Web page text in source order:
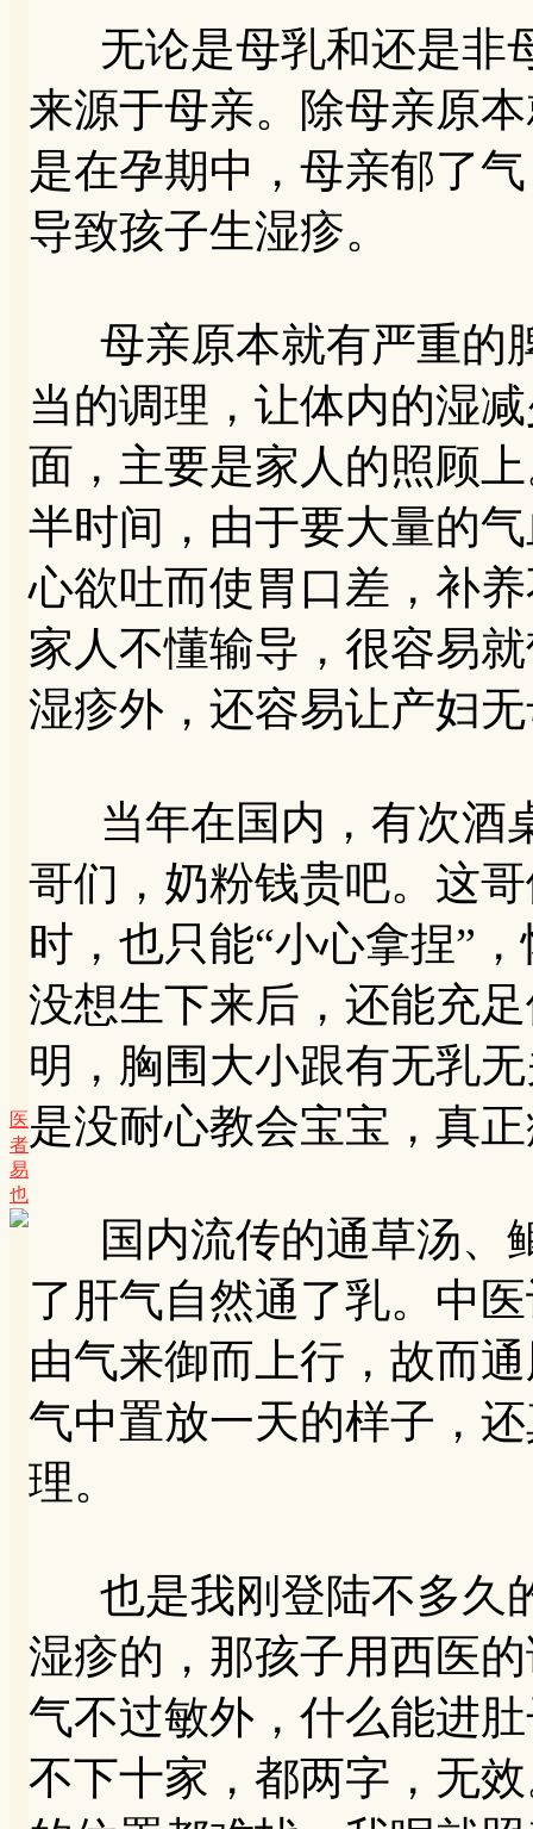
医
者
易
也
无论是母乳和还是非
来源于母亲。除母亲原
是在孕期中，母亲郁了
导致孩子生湿疹。
母亲原本就有严重的
当的调理，让体内的湿
面，主要是家人的照顾
半时间，由于要大量的
心欲吐而使胃口差，补
家人不懂输导，很容易
湿疹外，还容易让产妇
当年在国内，有次酒
哥们，奶粉钱贵吧。这
时，也只能“小心拿捏”
没想生下来后，还能充
明，胸围大小跟有无乳
是没耐心教会宝宝，真
国内流传的通草汤、
了肝气自然通了乳。中
由气来御而上行，故而
气中置放一天的样子，
理。
也是我刚登陆不多久
湿疹的，那孩子用西医
气不过敏外，什么能进
不下十家，都两字，无